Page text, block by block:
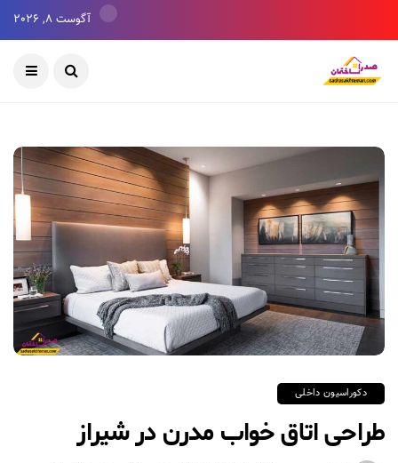
آگوست 8, 2026
دکوراسیون داخلی
طراحی اتاق خواب مدرن در شیراز